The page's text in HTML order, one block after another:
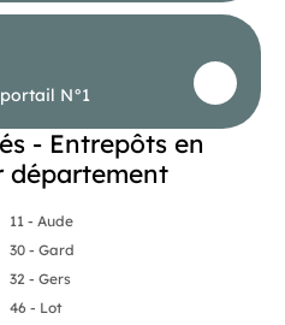
N°1
- Entrepôts en
département
11 - Aude
30 - Gard
32 - Gers
46 - Lot